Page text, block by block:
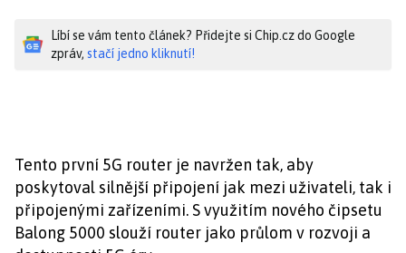
Líbí se vám tento článek? Přidejte si Chip.cz do Google
zpráv, stačí jedno kliknutí!
Tento první 5G router je navržen tak, aby
poskytoval silnější připojení jak mezi uživateli, tak i
připojenými zařízeními. S využitím nového čipsetu
Balong 5000 slouží router jako průlom v rozvoji a